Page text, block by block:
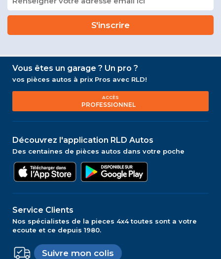
Vous êtes un garage ? Un pro ?
vos pièces autos à prix Pros avec RLD!
ACCÈS
PROFESSIONNEL
Découvrez l'application RLD Autos
Des centaines de pièces autos dans votre poche
Service Clients
Nos spécialistes de la pieces 4x4 toutes sont a votre
ecoute et ce depuis 1980.
Suivre mon colis